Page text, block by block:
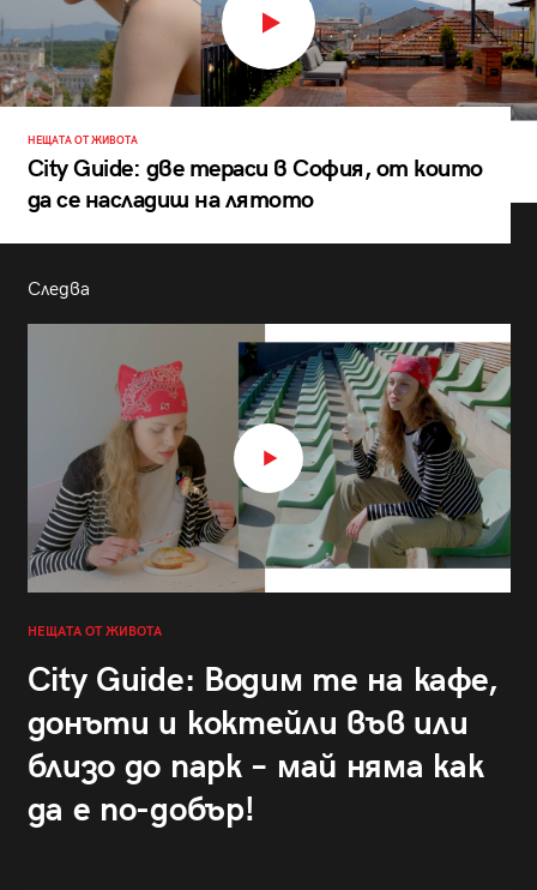
НЕЩАТА ОТ ЖИВОТА
City Guide: две тераси в София, от които
да се насладиш на лятото
Следва
НЕЩАТА ОТ ЖИВОТА
City Guide: Водим те на кафе,
донъти и коктейли във или
близо до парк – май няма как
да е по-добър!